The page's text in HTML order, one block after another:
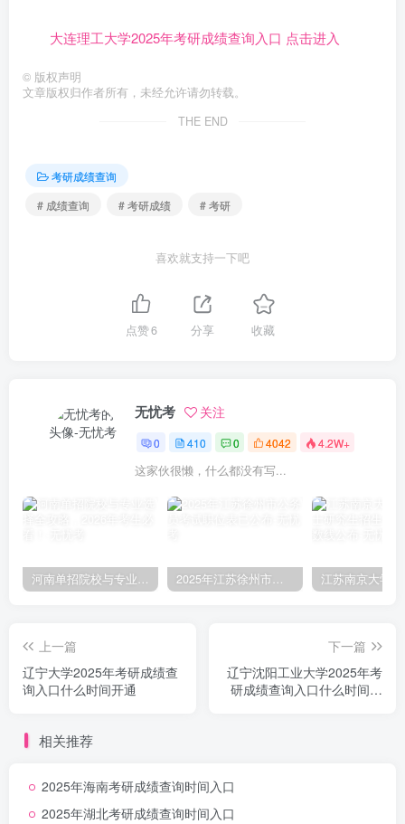
大连理工大学2025年考研成绩查询入口 点击进入
© 版权声明
文章版权归作者所有，未经允许请勿转载。
THE END
考研成绩查询
# 成绩查询
# 考研成绩 # 考研
喜欢就支持一下吧
点赞6 分享 收藏
无忧考 关注
0 410 0 4042 4.2W+
这家伙很懒，什么都没有写...
河南单招院校与专业选择全攻略，2026年考生必看！ 2025年江苏徐州市公务员考试职位表已公布
上一篇
辽宁大学2025年考研成绩查
询入口什么时间开通
下一篇
辽宁沈阳工业大学2025年考
研成绩查询入口什么时间开
相关推荐
2025年海南考研成绩查询时间入口
2025年湖北考研成绩查询时间入口